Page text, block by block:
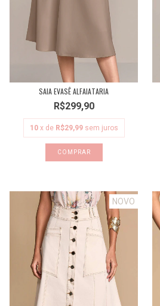
SAIA EVASÊ ALFAIATARIA
R$299,90
10 x de R$29,99 sem juros
COMPRAR
NOVO